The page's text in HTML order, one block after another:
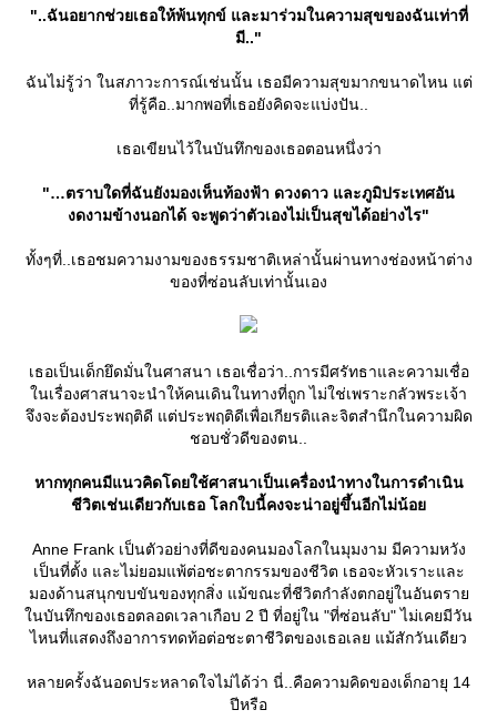
"..ฉันอยากช่วยเธอให้พ้นทุกข์ และมาร่วมในความสุขของฉันเท่าที่
มี.."
ฉันไม่รู้ว่า ในสภาวะการณ์เช่นนั้น เธอมีความสุขมากขนาดไหน แต่
ที่รู้คือ..มากพอที่เธอยังคิดจะแบ่งปัน..
เธอเขียนไว้ในบันทึกของเธอตอนหนึ่งว่า
"…ตราบใดที่ฉันยังมองเห็นท้องฟ้า ดวงดาว และภูมิประเทศอัน
งดงามข้างนอกได้ จะพูดว่าตัวเองไม่เป็นสุขได้อย่างไร"
ทั้งๆที่..เธอชมความงามของธรรมชาติเหล่านั้นผ่านทางช่องหน้าต่าง
ของที่ซ่อนลับเท่านั้นเอง
เธอเป็นเด็กยึดมั่นในศาสนา เธอเชื่อว่า..การมีศรัทธาและความเชื่อ
นเรื่องศาสนาจะนำให้คนเดินในทางที่ถูก ไม่ใช่เพราะกลัวพระเจ้า
จึงจะต้องประพฤติดี แต่ประพฤติดีเพื่อเกียรติและจิตสำนึกในความผิด
ชอบชั่วดีของตน..
หากทุกคนมีแนวคิดโดยใช้ศาสนาเป็นเครื่องนำทางในการดำเนิน
ชีวิตเช่นเดียวกับเธอ โลกใบนี้คงจะน่าอยู่ขึ้นอีกไม่น้อ
Anne Frank เป็นตัวอย่างที่ดีของคนมองโลกในมุมงาม มีความหวัง
เป็นที่ตั้ง และไม่ยอมแพ้ต่อชะตากรรมของชีวิต เธอจะหัวเราะและ
มองด้านสนุกขบขันของทุกสิ่ง แม้ขณะที่ชีวิตกำลังตกอยู่ในอันตรา
นบันทึกของเธอตลอดเวลาเกือบ 2 ปี ที่อยู่ใน "ที่ซ่อนลับ" ไม่เคยมีวัน
ไหนที่แสดงถึงอาการทดท้อต่อชะตาชีวิตของเธอเลย แม้สักวันเดียว
หลายครั้งฉันอดประหลาดใจไม่ได้ว่า นี่..คือความคิดของเด็กอายุ 14
ปีหรือ